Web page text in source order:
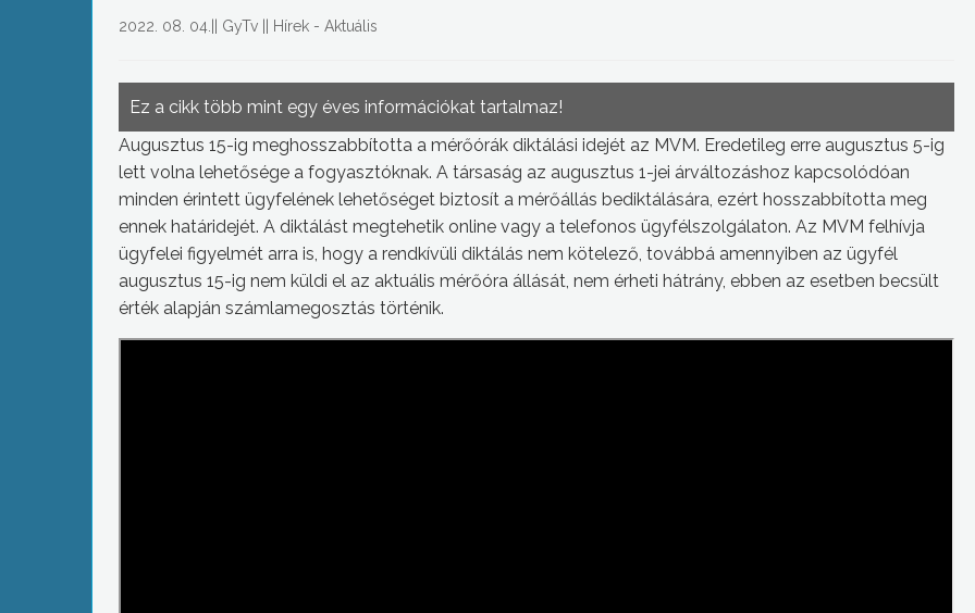
2022. 08. 04. GyTv Hírek - Aktuális
Ez a cikk több mint egy éves információkat tartalmaz!
Augusztus 15-ig meghosszabbította a mérőórák diktálási idejét az MVM. Eredetileg erre augusztus 5-ig
lett volna lehetősége a fogyasztóknak. A társaság az augusztus 1-jei árváltozáshoz kapcsolódóan
minden érintett ügyfelének lehetőséget biztosít a mérőállás bediktálására, ezért hosszabbította meg
ennek határidejét. A diktálást megtehetik online vagy a telefonos ügyfélszolgálaton. Az MVM felhívja
ügyfelei figyelmét arra is, hogy a rendkívüli diktálás nem kötelező, továbbá amennyiben az ügyfél
augusztus 15-ig nem küldi el az aktuális mérőóra állását, nem érheti hátrány, ebben az esetben becsült
érték alapján számlamegosztás történik.